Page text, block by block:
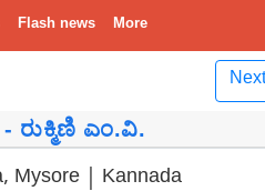
Flash news More
Next
- ರುಕ್ಮಿಣಿ ಎಂ.ವಿ.
Mysore | Kannada